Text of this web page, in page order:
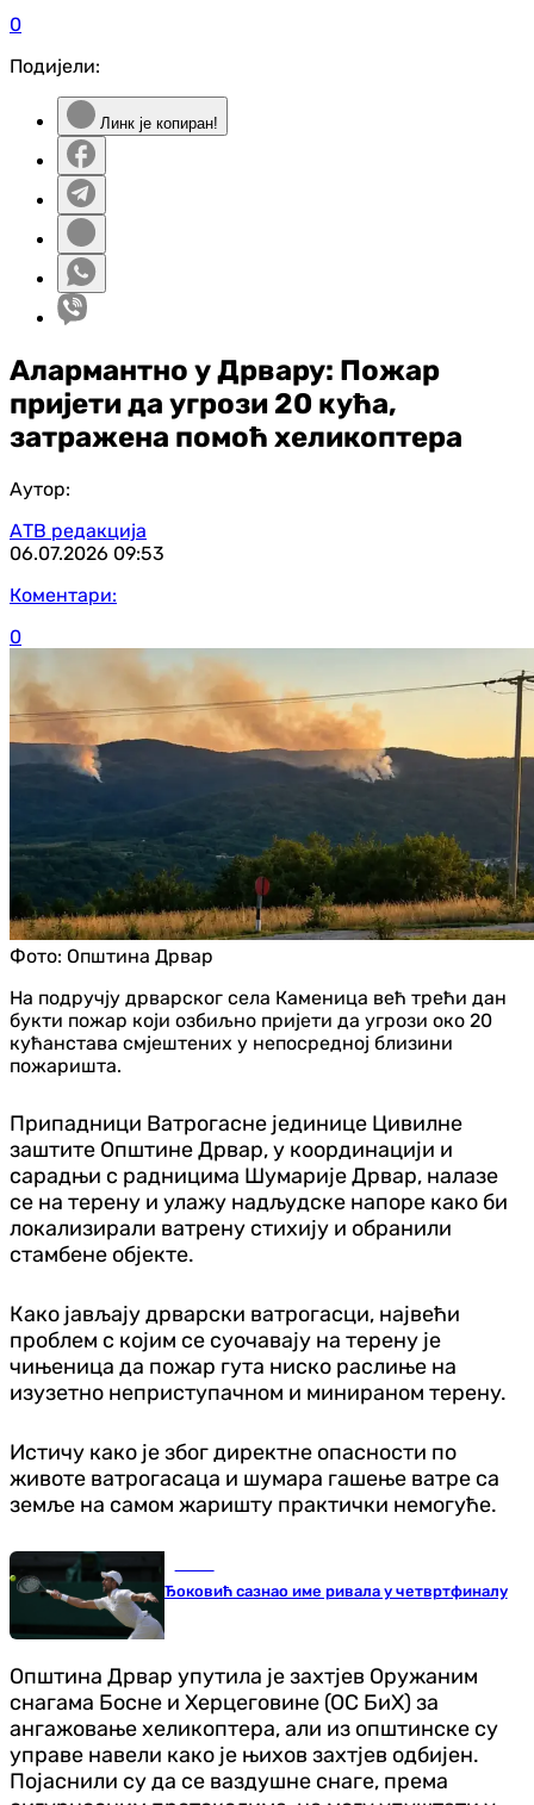
0
Подијели:
Линк је копиран!
Алармантно у Дрвару: Пожар
пријети да угрози 20 кућа,
затражена помоћ хеликоптера
Аутор:
АТВ редакција
06.07.2026 09:53
Коментари:
0
Фото: Општина Дрвар
На подручју дрварског села Каменица већ трећи дан
букти пожар који озбиљно пријети да угрози око 20
кућанстава смјештених у непосредној близини
пожаришта.
Припадници Ватрогасне јединице Цивилне
заштите Општине Дрвар, у координацији и
сарадњи с радницима Шумарије Дрвар, налазе
се на терену и улажу надљудске напоре како би
локализирали ватрену стихију и обранили
стамбене објекте.
Како јављају дрварски ватрогасци, највећи
проблем с којим се суочавају на терену је
чињеница да пожар гута ниско раслиње на
изузетно неприступачном и минираном терену.
Истичу како је због директне опасности по
животе ватрогасаца и шумара гашење ватре са
земље на самом жаришту практички немогуће.
Ђоковић сазнао име ривала у четвртфиналу
Општина Дрвар упутила је захтјев Оружаним
снагама Босне и Херцеговине (ОС БиХ) за
ангажовање хеликоптера, али из општинске су
управе навели како је њихов захтјев одбијен.
Појаснили су да се ваздушне снаге, према